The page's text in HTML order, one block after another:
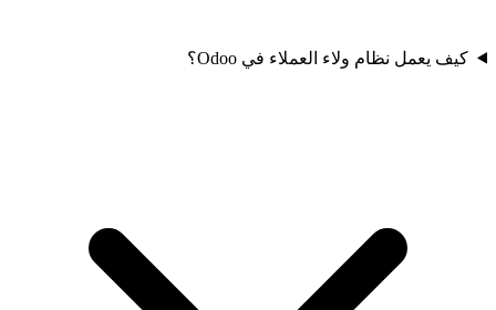
كيف يعمل نظام ولاء العملاء في Odoo؟